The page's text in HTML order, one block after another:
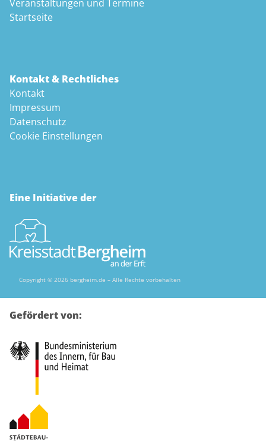
Veranstaltungen und Termine
Startseite
Kontakt & Rechtliches
Kontakt
Impressum
Datenschutz
Cookie Einstellungen
Eine Initiative der
Copyright © 2026 bergheim.de – Alle Rechte vorbehalten
Gefördert von: